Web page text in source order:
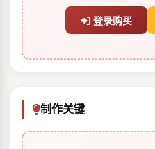
登录购买
制作关键